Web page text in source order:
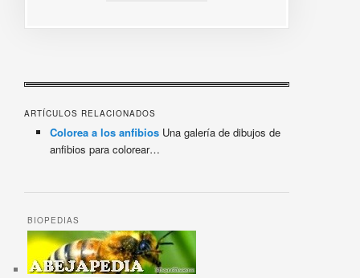
ARTÍCULOS RELACIONADOS
Colorea a los anfibios Una galería de dibujos de
anfibios para colorear…
BIOPEDIAS